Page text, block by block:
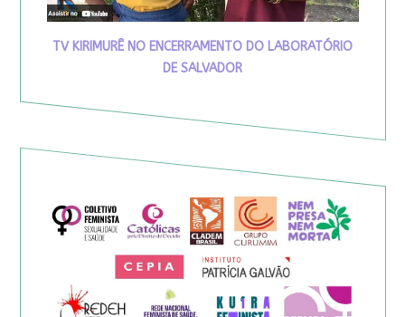
TV KIRIMURÊ NO ENCERRAMENTO DO LABORATÓRIO
DE SALVADOR